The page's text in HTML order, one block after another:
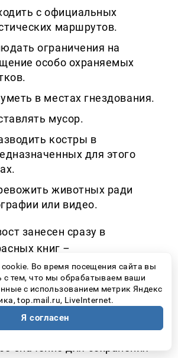
с официальных
маршрутов.
ограничения на
особо охраняемых
в местах гнездования.
мусор.
костры в
для этого
животных ради
или видео.
занесен сразу в
книг –
российскую и
Во всей России, по оценкам
насчитывается около 2500
поэтому каждая территория,
выводят потомство,
Во время посещения сайта вы
с тем, что мы обрабатываем ваши
с использованием метрик Яндекс
top.mail.ru, LiveInternet.
Я согласен